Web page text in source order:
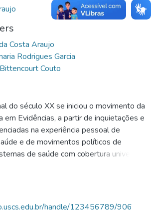
Costa Araujo
Rodrigues Garcia
Couto
do século XX se iniciou o movimento da
em Evidências, a partir de inquietações e
na experiência pessoal de
e de movimentos políticos de
de saúde com cobertura universal,
demanda generalizada por mudanças na
termo expandido para incluir outras
sendo cada vez mais integrada como
handle/123456789/906